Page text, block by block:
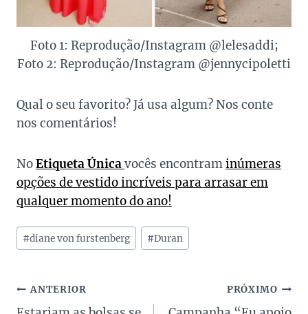
Foto 1: Reprodução/Instagram @lelesaddi;
Foto 2: Reprodução/Instagram @jennycipoletti
Qual o seu favorito? Já usa algum? Nos conte
nos comentários!
NoEtiqueta Únicavocês encontraminúmeras
opções de vestido incríveis para arrasar em
qualquer momento do ano!
Tags
do
#diane von furstenberg #Duran
Navegação
ANTERIOR PRÓXIMO